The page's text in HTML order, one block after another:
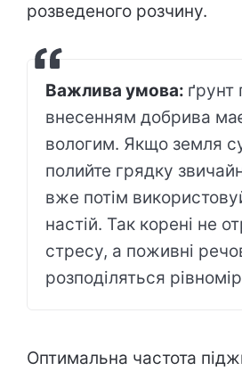
розведеного розчину.
Важлива умова: ґрунт
внесенням добрива
вологим. Якщо земля
полийте грядку
вже потім
настій. Так корені не
стресу, а поживні
розподіляться
Оптимальна частота